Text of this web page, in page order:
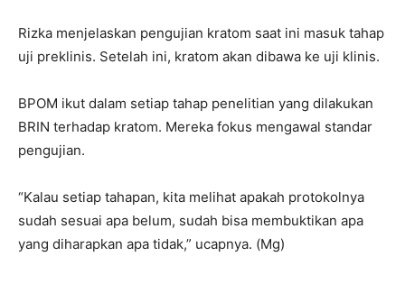
Rizka menjelaskan pengujian kratom saat ini masuk tahap
uji preklinis. Setelah ini, kratom akan dibawa ke uji klinis.
BPOM ikut dalam setiap tahap penelitian yang dilakukan
BRIN terhadap kratom. Mereka fokus mengawal standar
pengujian.
“Kalau setiap tahapan, kita melihat apakah protokolnya
sudah sesuai apa belum, sudah bisa membuktikan apa
yang diharapkan apa tidak,” ucapnya. (Mg)